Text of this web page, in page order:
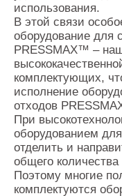
использования.
В этой связи
оборудование для
PRESSMAX™ –
комплектующих,
исполнение
отходов
При
оборудованием
отделить и
общего количества
Поэтому многие
комплектуются